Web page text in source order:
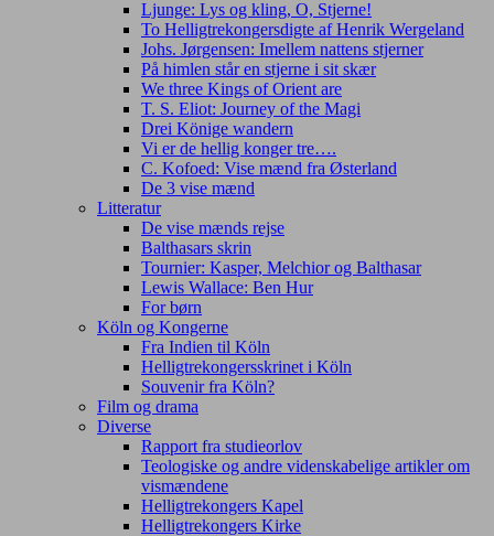
Ljunge: Lys og kling, O, Stjerne!
To Helligtrekongersdigte af Henrik Wergeland
Johs. Jørgensen: Imellem nattens stjerner
På himlen står en stjerne i sit skær
We three Kings of Orient are
T. S. Eliot: Journey of the Magi
Drei Könige wandern
Vi er de hellig konger tre….
C. Kofoed: Vise mænd fra Østerland
De 3 vise mænd
Litteratur
De vise mænds rejse
Balthasars skrin
Tournier: Kasper, Melchior og Balthasar
Lewis Wallace: Ben Hur
For børn
Köln og Kongerne
Fra Indien til Köln
Helligtrekongersskrinet i Köln
Souvenir fra Köln?
Film og drama
Diverse
Rapport fra studieorlov
Teologiske og andre videnskabelige artikler om
vismændene
Helligtrekongers Kapel
Helligtrekongers Kirke